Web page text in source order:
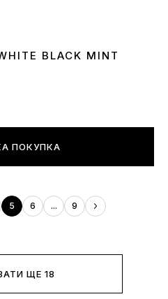
BLACK MINT
ПОКУПКА
5 6 ... 9
ЩЕ 18